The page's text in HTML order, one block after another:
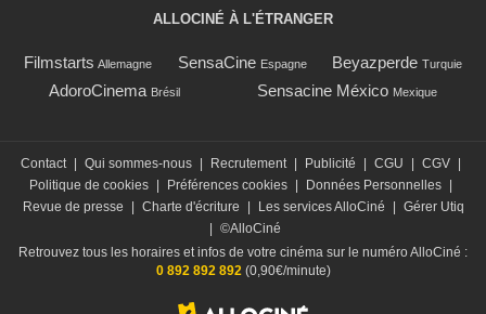
ALLOCINÉ À L'ÉTRANGER
Filmstarts Allemagne SensaCine Espagne Beyazperde Turquie
AdoroCinema Brésil Sensacine México Mexique
Contact Qui sommes-nous Recrutement Publicité CGU CGV
Politique de cookies
Préférences cookies Données Personnelles
Revue de presse
Charte d'écriture Les services AlloCiné
Gérer Utiq
©AlloCiné
Retrouvez tous les horaires et infos de votre cinéma sur le numéro AlloCiné :
0 892 892 892(0,90€/minute)